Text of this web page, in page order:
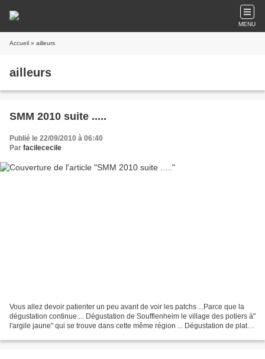
MENU
Accueil » ailleurs
ailleurs
SMM 2010 suite .....
Publié le 22/09/2010 à 06:40
Par facilececile
Vous allez devoir patienter un peu avant de voir les patchs ...Parce que la
dégustation continue.... Dégustation de Soufflenheim le village des potiers à"
l'argile jaune" qui se trouve dans cette même région ... Dégustation de plats